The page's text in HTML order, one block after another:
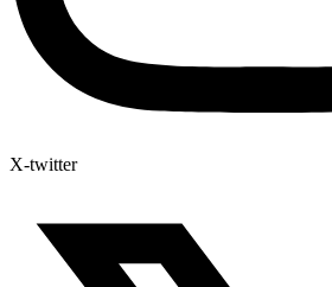
X-twitter